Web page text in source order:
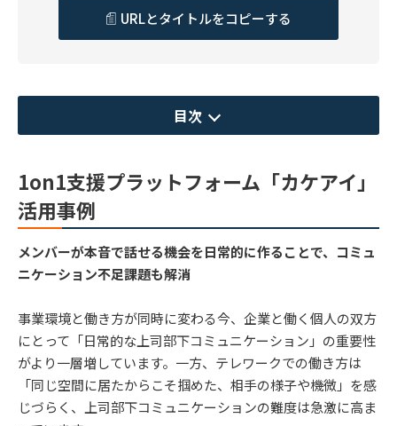
URLとタイトルをコピーする
目次
1on1支援プラットフォーム「カケアイ」
活用事例
メンバーが本音で話せる機会を日常的に作ることで、コミュ
ニケーション不足課題も解消
事業環境と働き方が同時に変わる今、企業と働く個人の双方
にとって「日常的な上司部下コミュニケーション」の重要性
がより一層増しています。一方、テレワークでの働き方は
「同じ空間に居たからこそ掴めた、相手の様子や機微」を感
じづらく、上司部下コミュニケーションの難度は急激に高ま